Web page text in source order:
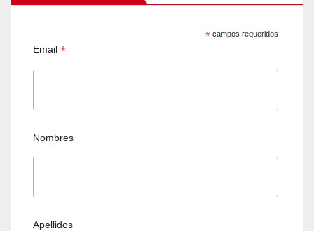
* campos requeridos
Email*
Nombres
Apellidos